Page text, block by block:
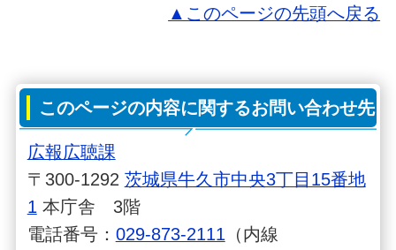
▲このページの先頭へ戻る
このページの内容に関するお問い合わせ先
広報広聴課
〒300-1292 茨城県牛久市中央3丁目15番地
1 本庁舎 3階
電話番号： 029-873-2111 （内線